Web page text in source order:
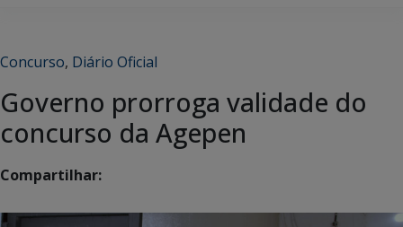
Concurso, Diário Oficial
Governo prorroga validade do
concurso da Agepen
Compartilhar: